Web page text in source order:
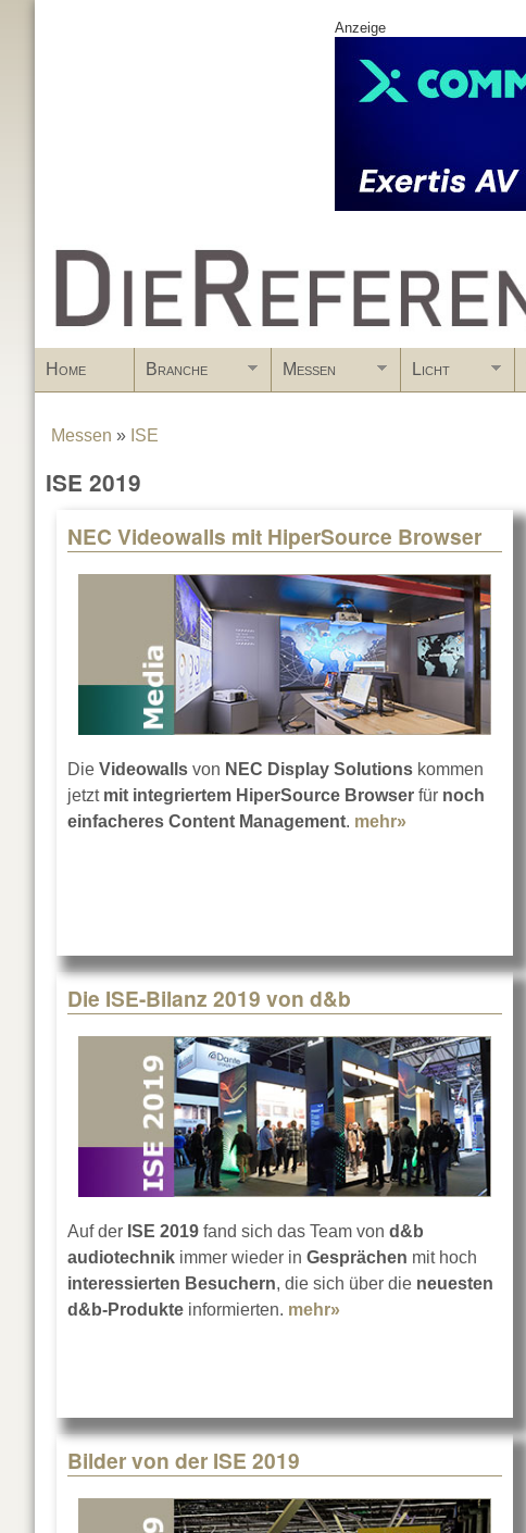
Anzeige
www.DieReferenz.de
Home Branche Messen Licht
You are here
Messen » ISE
ISE 2019
NEC Videowalls mit HiperSource Browser
Die Videowalls von NEC Display Solutions kommen
jetztmit integriertem HiperSource Browser für noch
einfacheres Content Management. mehr» about NEC
Die ISE-Bilanz 2019 von d&b
Auf der ISE 2019 fand sich das Team von d&b
audiotechnik immer wieder in Gesprächen mit hoch
interessierten Besuchern, die sich über die neuesten
d&b-Produkte informierten. mehr»
Bilder von der ISE 2019
Pages